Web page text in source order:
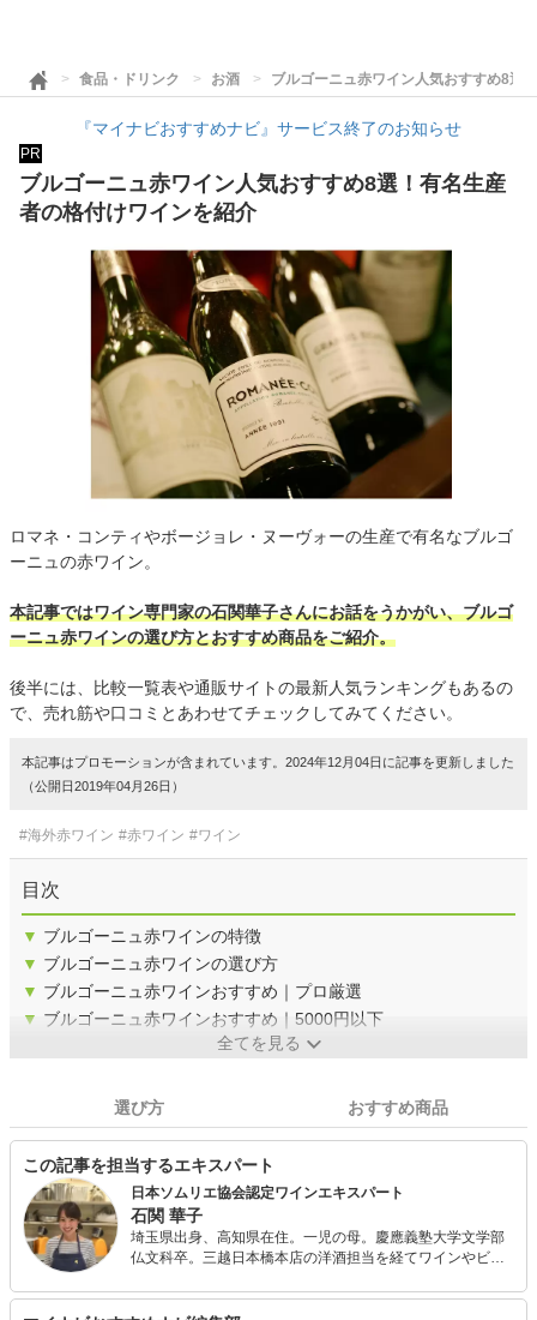
食品・ドリンク お酒 ブルゴーニュ赤ワイン人気おすすめ8選
『マイナビおすすめナビ』サービス終了のお知らせ
PR
ブルゴーニュ赤ワイン人気おすすめ8選！有名生産
者の格付けワインを紹介
ロマネ・コンティやボージョレ・ヌーヴォーの生産で有名なブルゴ
ーニュの赤ワイン。
本記事ではワイン専門家の石関華子さんにお話をうかがい、ブルゴ
ーニュ赤ワインの選び方とおすすめ商品をご紹介。
後半には、比較一覧表や通販サイトの最新人気ランキングもあるの
で、売れ筋や口コミとあわせてチェックしてみてください。
本記事はプロモーションが含まれています。2024年12月04日に記事を更新しました
（公開日2019年04月26日）
#海外赤ワイン #赤ワイン #ワイン
目次
▼ ブルゴーニュ赤ワインの特徴
▼ ブルゴーニュ赤ワインの選び方
▼ ブルゴーニュ赤ワインおすすめ｜プロ厳選
▼ ブルゴーニュ赤ワインおすすめ｜5000円以下
全てを見る
選び方 おすすめ商品
この記事を担当するエキスパート
日本ソムリエ協会認定ワインエキスパート
石関 華子
埼玉県出身、高知県在住。一児の母。慶應義塾大学文学部
仏文科卒。三越日本橋本店の洋酒担当を経てワインやビー
J.S.Aワインエキスパートの資格を取得。 現在はOffice Le